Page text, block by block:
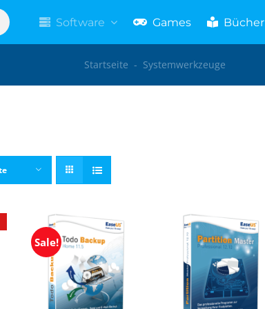
Software Games Bücher
Startseite - Systemwerkzeuge
Sale!